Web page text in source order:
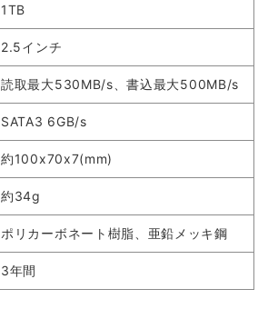
1TB
2.5インチ
読取最大530MB/s、書込最大500MB/s
SATA3 6GB/s
約100x70x7(mm)
約34g
ポリカーボネート樹脂、亜鉛メッキ鋼
3年間